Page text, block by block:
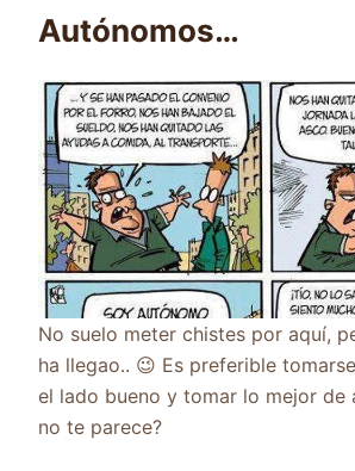
Autónomos…
No suelo meter chistes por aquí,
ha llegao.. 😉 Es preferible
el lado bueno y tomar lo mejor de
no te parece?